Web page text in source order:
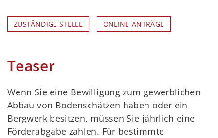
ZUSTÄNDIGE STELLE ONLINE-ANTRÄGE
Teaser
Wenn Sie eine Bewilligung zum gewerblichen
Abbau von Bodenschätzen haben oder ein
Bergwerk besitzen, müssen Sie jährlich eine
Förderabgabe zahlen. Für bestimmte